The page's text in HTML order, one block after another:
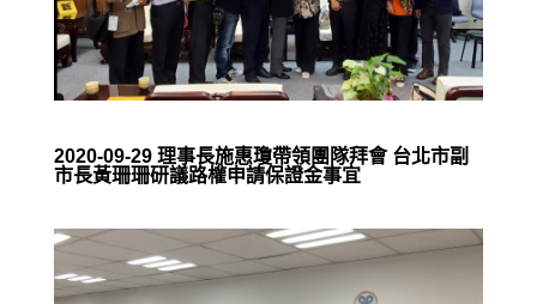
2020-09-29 理事長施惠瓊帶領團隊拜會 台北市副
市長黃珊珊研議路權申請保證金事宜